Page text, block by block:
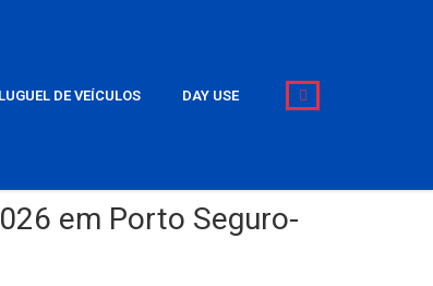
DE VEÍCULOS DAY USE
em Porto Seguro-